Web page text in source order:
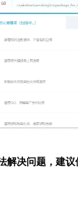
解决问题，建议